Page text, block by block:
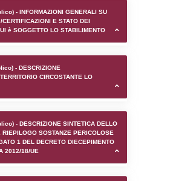
Fresenius
S.r.l. nel comune
(Rovigo) -
A1 (pubblico) - INFORMAZIONI